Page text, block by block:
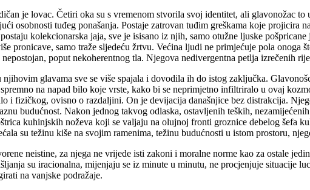
je lovac. Četiri oka su s vremenom stvorila svoj identitet, ali glavonožac
osobnosti tuđeg ponašanja. Postaje zatrovan tuđim greškama koje projicira
kolekcionarska jaja, sve je isisano iz njih, samo otužne ljuske
pronicave, samo traže sljedeću žrtvu. Većina ljudi ne primjećuje pola
poput nekoherentnog tla. Njegova nedivergentna petlja izrečenih
glavama sve se više spajala i dovodila ih do istog zaključka.
na napad bilo koje vrste, kako bi se neprimjetno infiltriralo u ovaj
i fizičkog, ovisno o razdaljini. On je devijacija današnjice bez distrakcija.
budućnost. Nakon jednog takvog odlaska, ostavljenih teških,
kuhinjskih noževa koji se valjaju na olujnoj fronti groznice debelog šefa
su težinu kiše na svojim ramenima, težinu budućnosti u istom prostoru,
neistine, za njega ne vrijede isti zakoni i moralne norme kao za ostale
su iracionalna, mijenjaju se iz minute u minutu, ne procjenjuje situacije
na vanjske podražaje.